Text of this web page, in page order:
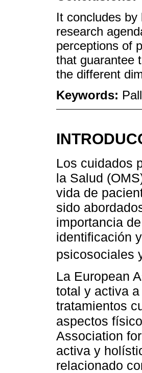
It concludes by
research
perceptions of
that guarantee
the different
Keywords:
Los cuidados
la Salud
vida de
sido
importancia
identificación
psicosociales
La European
total y activa
tratamientos
aspectos
Association
activa y
relacionado